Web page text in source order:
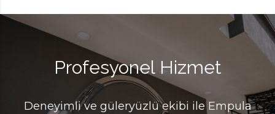
Profesyonel Hizmet
Deneyimli ve güleryüzlü ekibi ile Empula